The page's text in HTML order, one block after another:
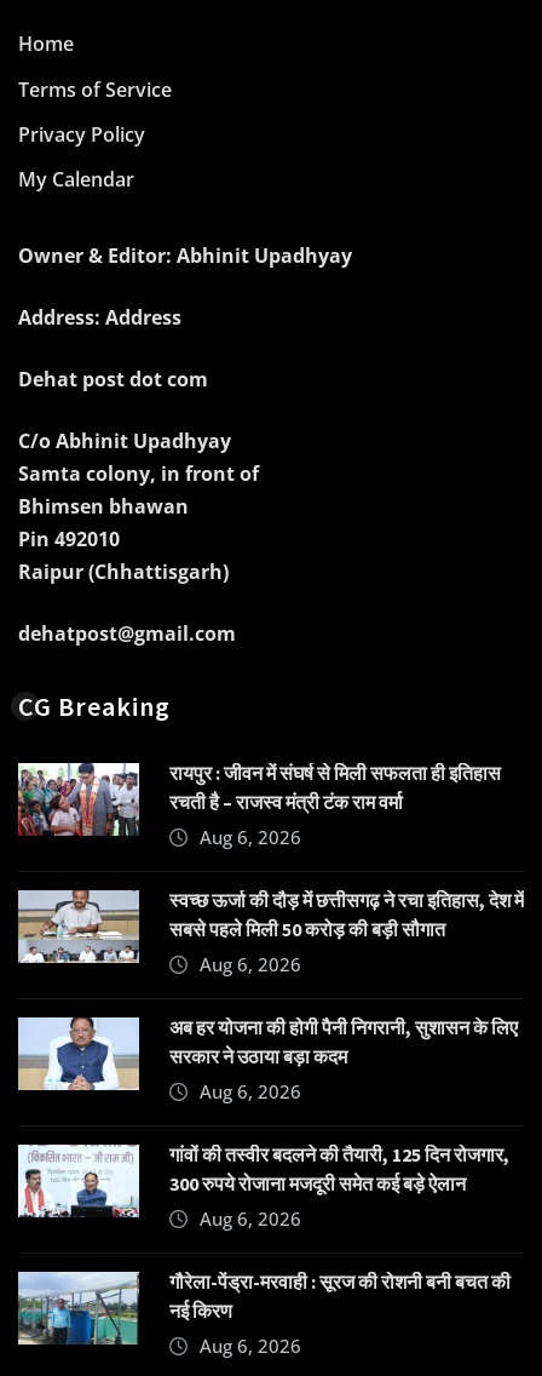
Home
Terms of Service
Privacy Policy
My Calendar
Owner & Editor: Abhinit Upadhyay
Address: Address
Dehat post dot com
C/o Abhinit Upadhyay
Samta colony, in front of
Bhimsen bhawan
Pin 492010
Raipur (Chhattisgarh)
dehatpost@gmail.com
CG Breaking
रायपुर : जीवन में संघर्ष से मिली सफलता ही इतिहास
रचती है – राजस्व मंत्री टंक राम वर्मा
Aug 6, 2026
स्वच्छ ऊर्जा की दौड़ में छत्तीसगढ़ ने रचा इतिहास, देश में
सबसे पहले मिली 50 करोड़ की बड़ी सौगात
Aug 6, 2026
अब हर योजना की होगी पैनी निगरानी, सुशासन के लिए
सरकार ने उठाया बड़ा कदम
Aug 6, 2026
गांवों की तस्वीर बदलने की तैयारी, 125 दिन रोजगार,
300 रुपये रोजाना मजदूरी समेत कई बड़े ऐलान
Aug 6, 2026
गौरेला-पेंड्रा-मरवाही : सूरज की रोशनी बनी बचत की
नई किरण
Aug 6, 2026